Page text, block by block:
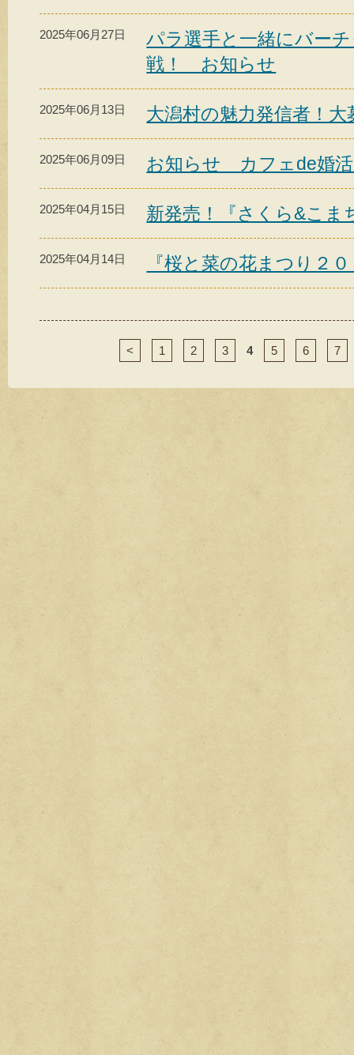
2025年06月27日
パラ選手と一緒にバー
戦！ お知らせ
2025年06月13日 大潟村の魅力発信者！大
2025年06月09日 お知らせ カフェde婚
2025年04月15日 新発売！『さくら&こま
2025年04月14日 『桜と菜の花まつり２
< 1 2 3 4 5 6 7